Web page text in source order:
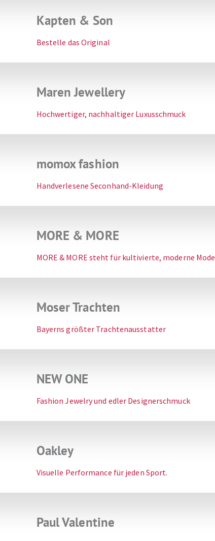
Kapten & Son
Bestelle das Original
Maren Jewellery
Hochwertiger, nachhaltiger Luxusschmuck
momox fashion
Handverlesene Seconhand-Kleidung
MORE & MORE
MORE & MORE steht für kultivierte, moderne Mode
Moser Trachten
Bayerns größter Trachtenausstatter
NEW ONE
Fashion Jewelry und edler Designerschmuck
Oakley
Visuelle Performance für jeden Sport.
Paul Valentine